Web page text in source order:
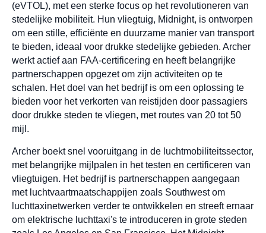
(eVTOL), met een sterke focus op het revolutioneren van
stedelijke mobiliteit. Hun vliegtuig, Midnight, is ontworpen
om een stille, efficiënte en duurzame manier van transport
te bieden, ideaal voor drukke stedelijke gebieden. Archer
werkt actief aan FAA-certificering en heeft belangrijke
partnerschappen opgezet om zijn activiteiten op te
schalen. Het doel van het bedrijf is om een oplossing te
bieden voor het verkorten van reistijden door passagiers
door drukke steden te vliegen, met routes van 20 tot 50
mijl.
Archer boekt snel vooruitgang in de luchtmobiliteitssector,
met belangrijke mijlpalen in het testen en certificeren van
vliegtuigen. Het bedrijf is partnerschappen aangegaan
met luchtvaartmaatschappijen zoals Southwest om
luchttaxinetwerken verder te ontwikkelen en streeft ernaar
om elektrische luchttaxi's te introduceren in grote steden